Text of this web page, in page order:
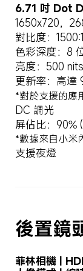
6.71 吋 Dot
1650x720，
對比度：1500:1
色彩深度：8
亮度：500 nits
更新率：高達
*對於支援的應
DC 調光
屏佔比：90%
*數據來自小米
支援夜燈
後置鏡
菲林相機 |